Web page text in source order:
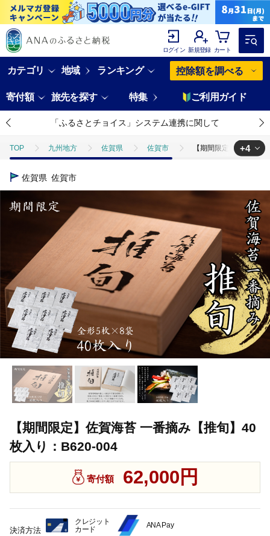
ログイン 新規登録 カート
カテゴリ 地域 ランキング 控除額を調べる
寄付額 旅先を探す 特集 ご利用ガイド
「ふるさとチョイス」システム連携に関して
TOP 九州地方 佐賀県 佐賀市 【期間限定】佐賀海
TOP
【期間限定】佐賀海苔 一番摘み【推
加工食品 ほかの乾物 【期間限定】佐賀
加工食品 ほかの加工食品 【期間限定】佐賀海苔 一
+4
佐賀県 佐賀市
【期間限定】佐賀海苔 一番摘み【推旬】40
枚入り：B620-004
寄付額 62,000円
決済方法
クレジット
カード
ANA Pay